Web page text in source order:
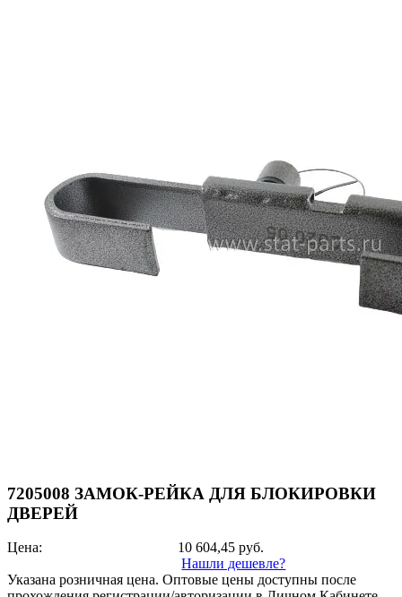
7205008 ЗАМОК-РЕЙКА ДЛЯ БЛОКИРОВКИ
ДВЕРЕЙ
Цена: 10 604,45руб.
Нашли дешевле?
Указана розничная цена. Оптовые цены доступны после